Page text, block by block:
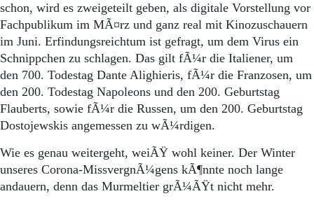
schon, wird es zweigeteilt geben, als digitale Vorstellung vor
Fachpublikum im MÃ¤rz und ganz real mit Kinozuschauern
im Juni. Erfindungsreichtum ist gefragt, um dem Virus ein
Schnippchen zu schlagen. Das gilt fÃ¼r die Italiener, um
den 700. Todestag Dante Alighieris, fÃ¼r die Franzosen, um
den 200. Todestag Napoleons und den 200. Geburtstag
Flauberts, sowie fÃ¼r die Russen, um den 200. Geburtstag
Dostojewskis angemessen zu wÃ¼rdigen.
Wie es genau weitergeht, weiÃŸ wohl keiner. Der Winter
unseres Corona-MissvergnÃ¼gens kÃ¶nnte noch lange
andauern, denn das Murmeltier grÃ¼ÃŸt nicht mehr.